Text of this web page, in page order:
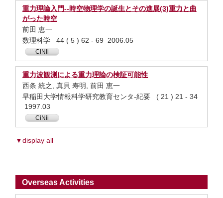
重力理論入門--時空物理学の誕生とその進展(3)重力と曲
がった時空
前田 恵一
数理科学 44 ( 5 ) 62 - 69 2006.05
CiNii
重力波観測による重力理論の検証可能性
西条 統之, 真貝 寿明, 前田 恵一
早稲田大学情報科学研究教育センタ-紀要 ( 21 ) 21 - 34
1997.03
CiNii
▼display all
Overseas Activities